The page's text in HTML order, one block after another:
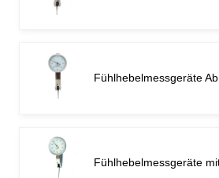
Fühlhebelmessgeräte
Fühlhebelmessgeräte